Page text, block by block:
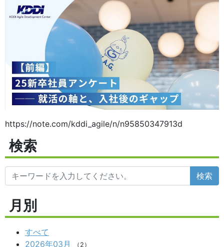
https://note.com/kddi_agile/n/n95850347913d
検索
検索
月別
すべて
2026年03月
（2）